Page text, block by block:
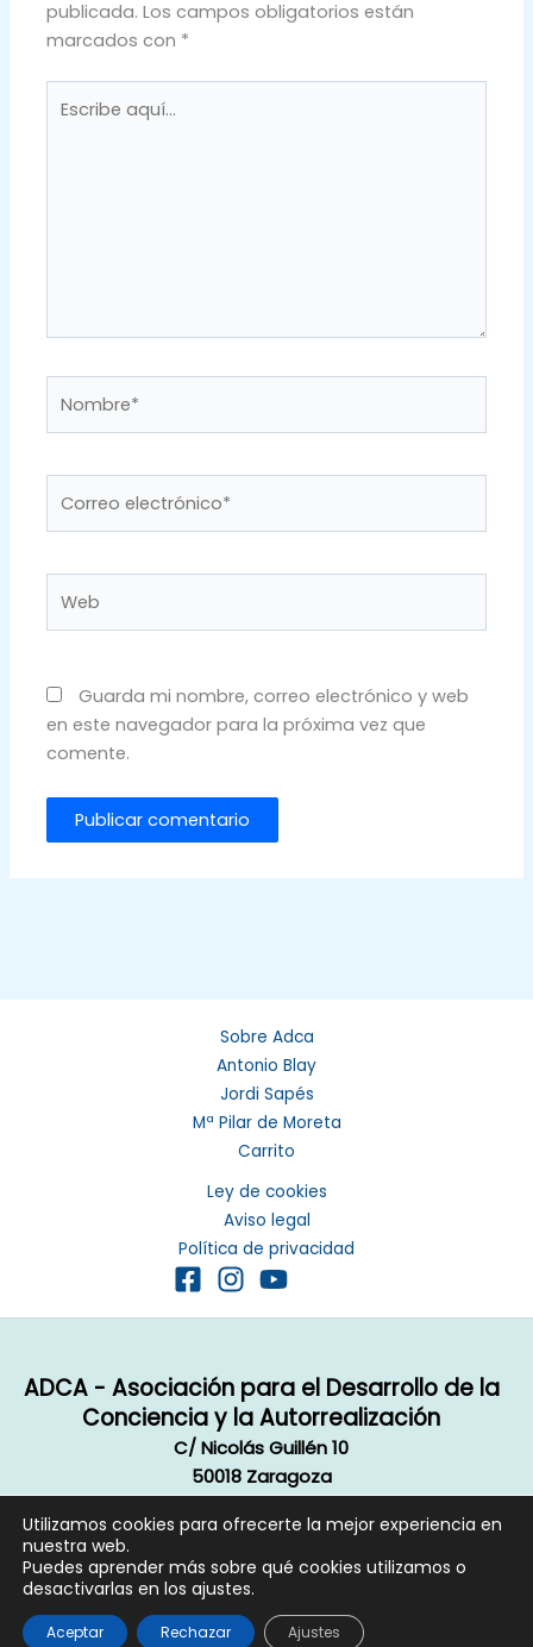
publicada. Los campos obligatorios están
marcados con *
aquí...
electrónico*
Guarda mi nombre, correo electrónico y web
en este navegador para la próxima vez que
comente.
Sobre Adca
Antonio Blay
Jordi Sapés
Mª Pilar de Moreta
Carrito
Ley de cookies
Aviso legal
Política de privacidad
ADCA - Asociación para el Desarrollo de la
Conciencia y la Autorrealización
C/ Nicolás Guillén 10
50018 Zaragoza
Copyright © 2020 ADCA, Todos los derechos reservados.
Aviso legal|Política de privacidad|Cookie
Diseño página web contraluzproducciones.com
Utilizamos cookies para ofrecerte la mejor experiencia en
nuestra web.
Puedes aprender más sobre qué cookies utilizamos o
desactivarlas en los ajustes.
Aceptar Rechazar Ajustes